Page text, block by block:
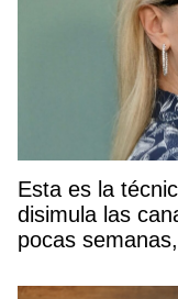
Esta es la
disimula las
pocas